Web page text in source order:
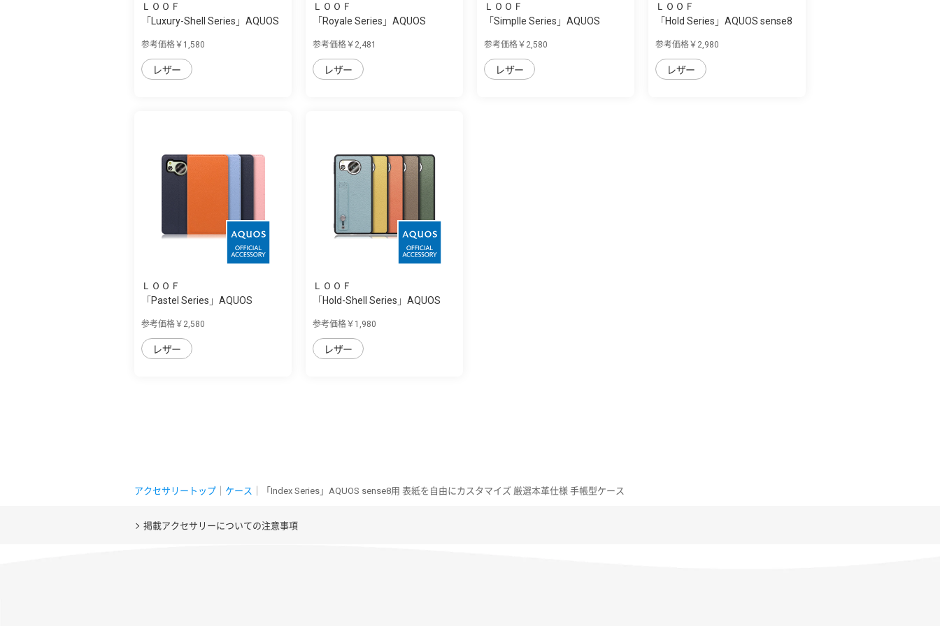
ＬＯＯＦ
「Luxury-Shell Series」AQUOS
参考価格￥1,580
レザー
ＬＯＯＦ
「Royale Series」AQUOS
参考価格￥2,481
レザー
ＬＯＯＦ
「Simplle Series」AQUOS
参考価格￥2,580
レザー
ＬＯＯＦ
「Hold Series」AQUOS sense8
参考価格￥2,980
レザー
ＬＯＯＦ
「Pastel Series」AQUOS
参考価格￥2,580
レザー
ＬＯＯＦ
「Hold-Shell Series」AQUOS
参考価格￥1,980
レザー
アクセサリートップ ケース ｜「Index Series」AQUOS sense8用 表紙を自由にカスタマイズ 厳選本革仕様 手帳型ケース
掲載アクセサリーについての注意事項